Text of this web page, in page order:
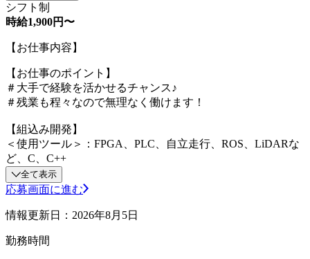
シフト制
時給1,900円〜
【お仕事内容】
【お仕事のポイント】
＃大手で経験を活かせるチャンス♪
＃残業も程々なので無理なく働けます！
【組込み開発】
＜使用ツール＞：FPGA、PLC、自立走行、ROS、LiDARな
ど、C、C++
全て表示
応募画面に進む
情報更新日：2026年8月5日
勤務時間